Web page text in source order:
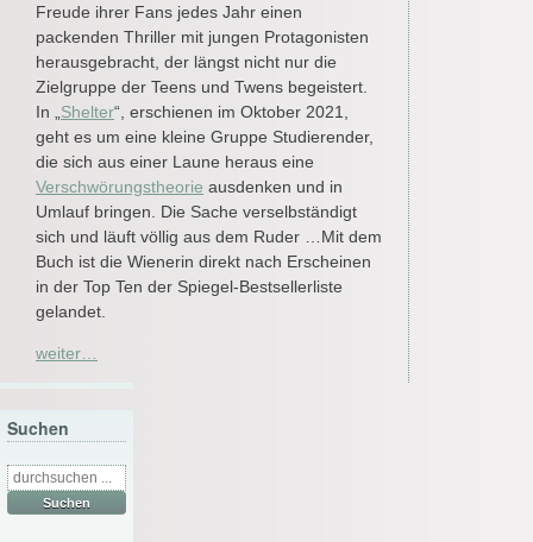
Freude ihrer Fans jedes Jahr einen
packenden Thriller mit jungen Protagonisten
herausgebracht, der längst nicht nur die
Zielgruppe der Teens und Twens begeistert.
In „ Shelter“, erschienen im Oktober 2021,
geht es um eine kleine Gruppe Studierender,
die sich aus einer Laune heraus eine
Verschwörungstheorie ausdenken und in
Umlauf bringen. Die Sache verselbständigt
sich und läuft völlig aus dem Ruder …Mit dem
Buch ist die Wienerin direkt nach Erscheinen
in der Top Ten der Spiegel-Bestsellerliste
gelandet.
weiter…
Suchen
Suche
nach: